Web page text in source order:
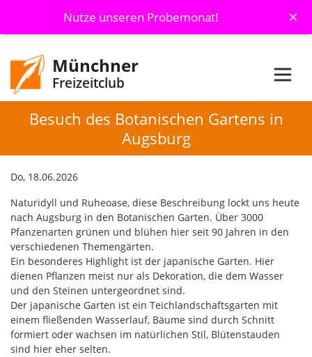
Nutze unseren Probemonat! ×
Münchner
Freizeitclub
Besuch des Botanischen Gartens in
Augsburg
Do, 18.06.2026
Naturidyll und Ruheoase, diese Beschreibung lockt uns heute
nach Augsburg in den Botanischen Garten. Über 3000
Pfanzenarten grünen und blühen hier seit 90 Jahren in den
verschiedenen Themengärten.
Ein besonderes Highlight ist der japanische Garten. Hier
dienen Pflanzen meist nur als Dekoration, die dem Wasser
und den Steinen untergeordnet sind.
Der japanische Garten ist ein Teichlandschaftsgarten mit
einem fließenden Wasserlauf, Bäume sind durch Schnitt
formiert oder wachsen im natürlichen Stil, Blütenstauden
sind hier eher selten.